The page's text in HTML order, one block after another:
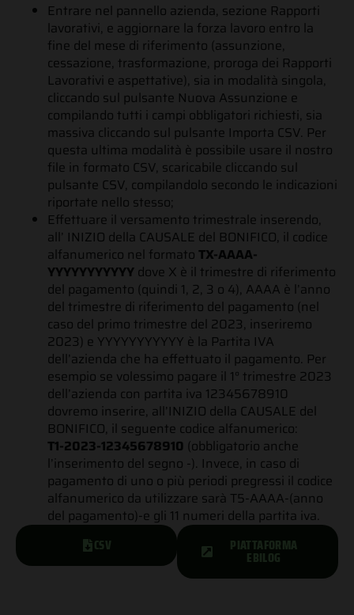
Entrare nel pannello azienda, sezione Rapporti
lavorativi, e aggiornare la forza lavoro entro la
fine del mese di riferimento (assunzione,
cessazione, trasformazione, proroga dei Rapporti
Lavorativi e aspettative), sia in modalità singola,
cliccando sul pulsante Nuova Assunzione e
compilando tutti i campi obbligatori richiesti, sia
massiva cliccando sul pulsante Importa CSV. Per
questa ultima modalità è possibile usare il nostro
file in formato CSV, scaricabile cliccando sul
pulsante CSV, compilandolo secondo le indicazioni
riportate nello stesso;
Effettuare il versamento trimestrale inserendo,
all’ INIZIO della CAUSALE del BONIFICO, il codice
alfanumerico nel formato TX-AAAA-
YYYYYYYYYYY dove X è il trimestre di riferimento
del pagamento (quindi 1, 2, 3 o 4), AAAA è l’anno
del trimestre di riferimento del pagamento (nel
caso del primo trimestre del 2023, inseriremo
2023) e YYYYYYYYYYY è la Partita IVA
dell’azienda che ha effettuato il pagamento. Per
esempio se volessimo pagare il 1° trimestre 2023
dell’azienda con partita iva 12345678910
dovremo inserire, all’INIZIO della CAUSALE del
BONIFICO, il seguente codice alfanumerico:
T1-2023-12345678910 (obbligatorio anche
l’inserimento del segno -). Invece, in caso di
pagamento di uno o più periodi pregressi il codice
alfanumerico da utilizzare sarà T5-AAAA-(anno
del pagamento)-e gli 11 numeri della partita iva.
CSV
PIATTAFORMA
EBILOG